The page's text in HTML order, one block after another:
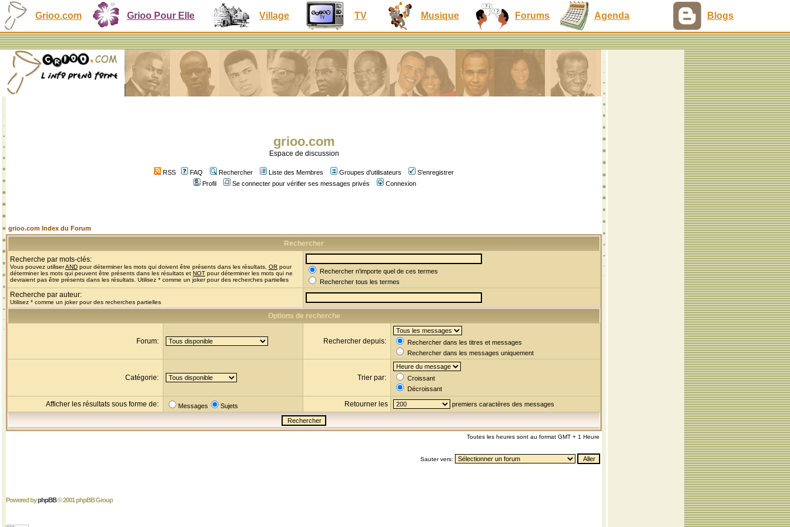
Grioo.com Grioo Pour Elle Village TV Musique Forums Agenda Blogs
grioo.com
Espace de discussion
RSS FAQ Rechercher Liste des Membres Groupes d'utilisateurs
S'enregistrer
Profil
Se connecter pour vérifier ses messages privés Connexion
grioo.com Index du Forum
Rechercher
Recherche par mots-clés:
Vous pouvez utiliserAND pour déterminer les mots qui doivent être présents dans les résultats, OR pour
déterminer les mots qui peuvent être présents dans les résultats et NOT pour déterminer les mots qui ne
devraient pas être présents dans les résultats. Utilisez * comme un joker pour des recherches partielles
Rechercher n'importe quel de ces termes
Rechercher tous les termes
Recherche par auteur:
Utilisez * comme un joker pour des recherches partielles
Options de recherche
Forum: Rechercher depuis:
Rechercher dans les titres et messages
Rechercher dans les messages uniquement
Catégorie: Trier par:
Croissant
Décroissant
Afficher les résultats sous forme de: Messages Sujets Retourner les premiers caractères des messages
Toutes les heures sont au format GMT + 1 Heure
Sauter vers:
Powered byphpBB© 2001 phpBB Group